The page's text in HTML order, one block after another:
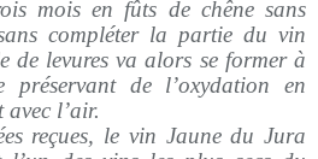
mois en fûts de chêne sans
compléter la partie du vin
de levures va alors se former à
de l’oxydation en
l’air.
reçues, le vin Jaune du Jura